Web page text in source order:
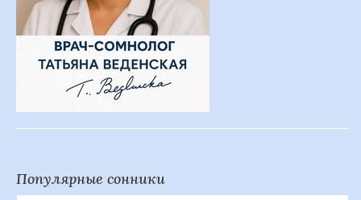
Популярные сонники